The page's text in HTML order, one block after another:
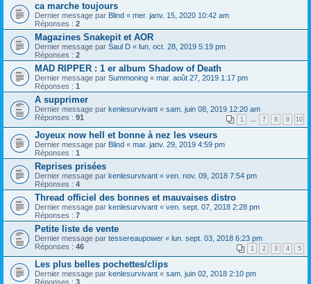
ca marche toujours
Dernier message par Blind « mer. janv. 15, 2020 10:42 am
Réponses : 2
Magazines Snakepit et AOR
Dernier message par Saul D « lun. oct. 28, 2019 5:19 pm
Réponses : 2
MAD RIPPER : 1 er album Shadow of Death
Dernier message par Summoning « mar. août 27, 2019 1:17 pm
Réponses : 1
A supprimer
Dernier message par kenlesurvivant « sam. juin 08, 2019 12:20 am
Réponses : 91 1 … 7 8 9 10
Joyeux now hell et bonne à nez les vseurs
Dernier message par Blind « mar. janv. 29, 2019 4:59 pm
Réponses : 1
Reprises prisées
Dernier message par kenlesurvivant « ven. nov. 09, 2018 7:54 pm
Réponses : 4
Thread officiel des bonnes et mauvaises distro
Dernier message par kenlesurvivant « ven. sept. 07, 2018 2:28 pm
Réponses : 7
Petite liste de vente
Dernier message par tessereaupower « lun. sept. 03, 2018 6:23 pm
Réponses : 46 1 2 3 4 5
Les plus belles pochettes/clips
Dernier message par kenlesurvivant « sam. juin 02, 2018 2:10 pm
Réponses : 3